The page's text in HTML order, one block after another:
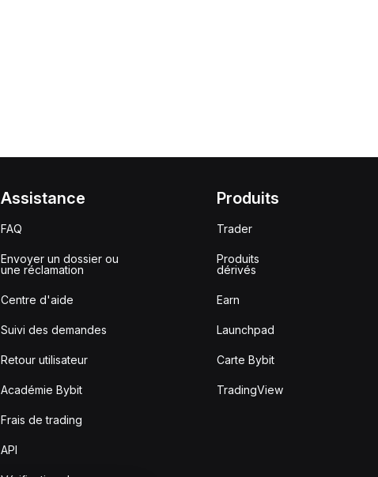
Assistance
FAQ
Envoyer un dossier ou
une réclamation
Centre d'aide
Suivi des demandes
Retour utilisateur
Académie Bybit
Frais de trading
API
Produits
Trader
Produits
dérivés
Earn
Launchpad
Carte Bybit
TradingView